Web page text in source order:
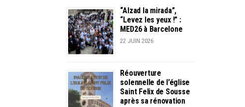
“Alzad la mirada”,
“Levez les yeux !” :
MED26 à Barcelone
22 JUIN 2026
Réouverture
solennelle de l’église
Saint Felix de Sousse
après sa rénovation